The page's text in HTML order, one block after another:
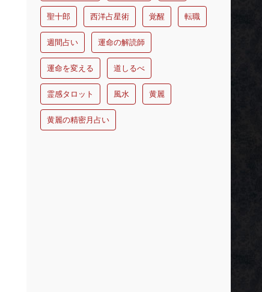
聖十郎 西洋占星術 覚醒 転職
週間占い 運命の解読師
運命を変える 道しるべ
霊感タロット 風水 黄麗
黄麗の精密月占い